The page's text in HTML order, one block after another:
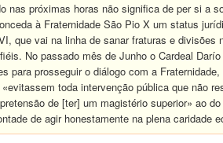
nas próximas horas não significa de per si a
à Fraternidade São Pio X um status
que vai na linha de sanar fraturas e
No passado mês de Junho o Cardeal
para prosseguir o diálogo com a
toda intervenção pública que não
de [ter] um magistério superior» ao
de agir honestamente na plena caridade